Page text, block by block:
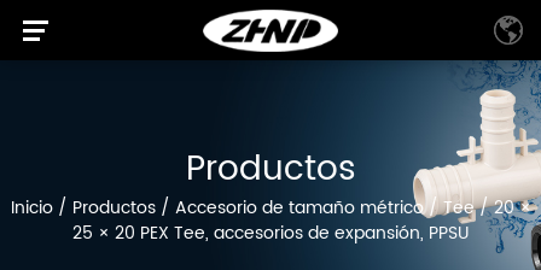
Productos
Inicio/ Productos/ Accesorio de tamaño métrico/Tee/20 ×
25 × 20 PEX Tee, accesorios de expansión, PPSU